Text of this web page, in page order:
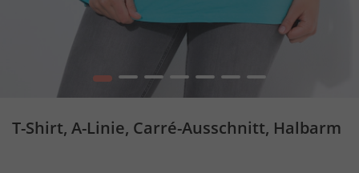
1 2 3 4 5 6 7
T-Shirt, A-Linie, Carré-Ausschnitt, Halbarm